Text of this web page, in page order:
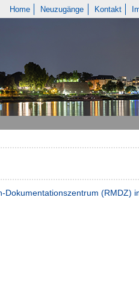
Home Neuzugänge Kontakt
(RMDZ)